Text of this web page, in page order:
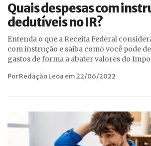
Quais despesas com
dedutíveis no IR?
Entenda o que a Receita Federal
com instrução e saiba como você pode
gastos de forma a abater valores do
Por Redação Leoa em 22/06/2022